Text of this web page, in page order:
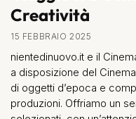
Creatività
15 FEBBRAIO 2025
nientedinuovo.it e il
a disposizione del
di oggetti d’epoca e
produzioni. Offriamo un